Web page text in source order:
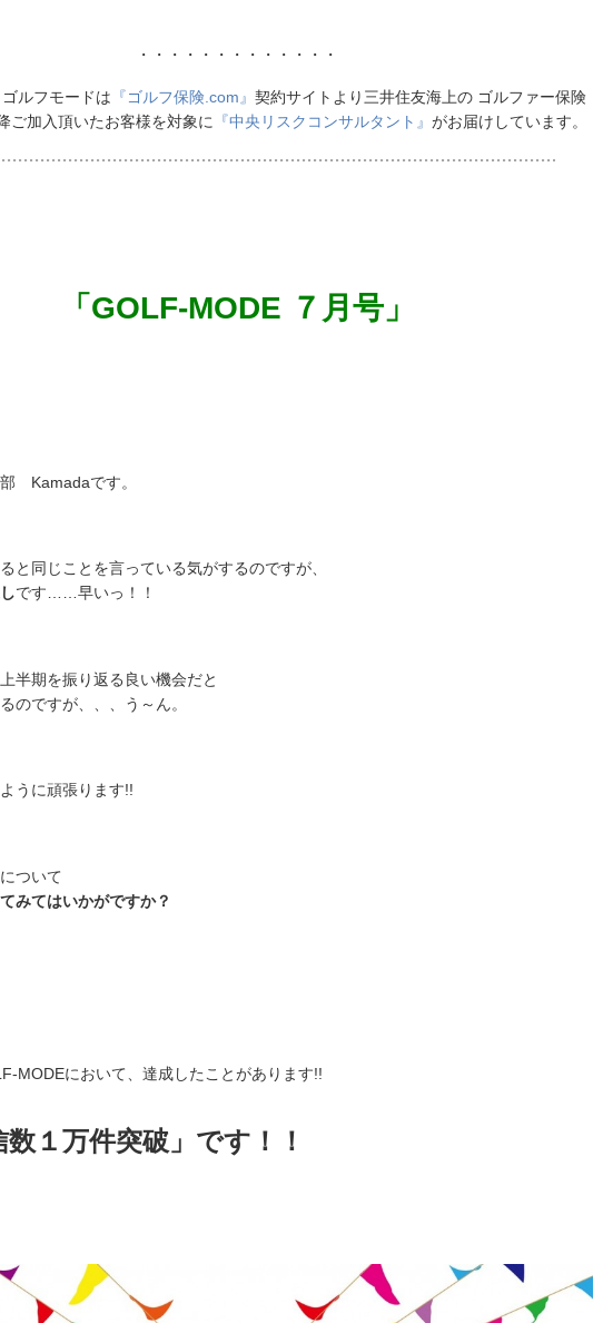
・・・・・・・・・・・・・
ゴルフモードは 『ゴルフ保険.com』 契約サイトより三井住友海上の ゴルファー保険
ご加入頂いたお客様を対象に 『中央リスクコンサルタント』 がお届けしています。
「GOLF-MODE ７月号」
Kamadaです。
と同じことを言っている気がするのですが、
です……早いっ！！
半期を振り返る良い機会だと
のですが、、、う～ん。
うに頑張ります!!
ついて
みてはいかがですか？
MODEにおいて、達成したことがあります!!
数１万件突破」です！！